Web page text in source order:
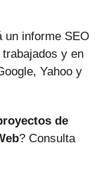
un informe SEO
y en
Yahoo y
de
? Consulta